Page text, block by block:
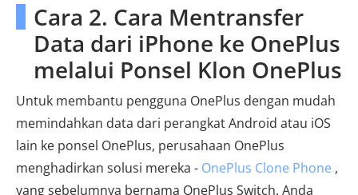
Cara 2. Cara Mentransfer
Data dari iPhone ke OnePlus
melalui Ponsel Klon OnePlus
Untuk membantu pengguna OnePlus dengan mudah
memindahkan data dari perangkat Android atau iOS
lain ke ponsel OnePlus, perusahaan OnePlus
menghadirkan solusi mereka - OnePlus Clone Phone ,
yang sebelumnya bernama OnePlus Switch. Anda